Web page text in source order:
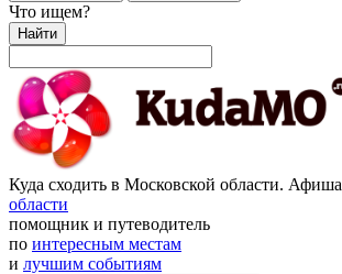
Что ищем?
Найти
Куда сходить в Московской области. Афиша
области
помощник и путеводитель
по интересным местам
и лучшим событиям